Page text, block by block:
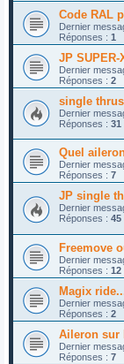
Code RAL
Dernier
Réponses : 1
JP SUPER-
Dernier
Réponses : 2
single
Dernier
Réponses : 31
Quel
Dernier
Réponses : 7
JP single
Dernier
Réponses : 45
Freemove
Dernier
Réponses : 12
Magix
Dernier
Réponses : 2
Aileron sur
Dernier
Réponses : 7